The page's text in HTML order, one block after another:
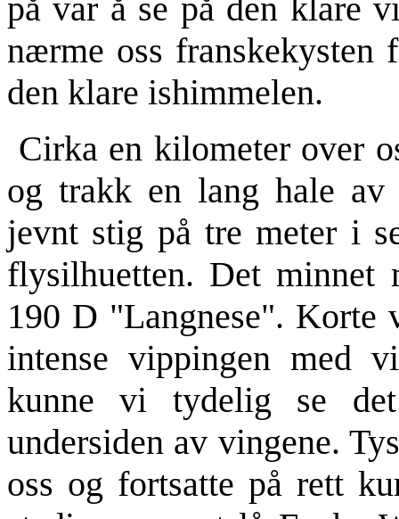
på var å se på den klare
nærme oss
den klare ishimmelen.
Cirka en kilometer over
og trakk en lang hale av
jevnt stig på tre meter i
flysilhuetten. Det
190 D "Langnese". Korte
intense vippingen med
kunne vi tydelig se
undersiden av vingene.
oss og fortsatte på rett